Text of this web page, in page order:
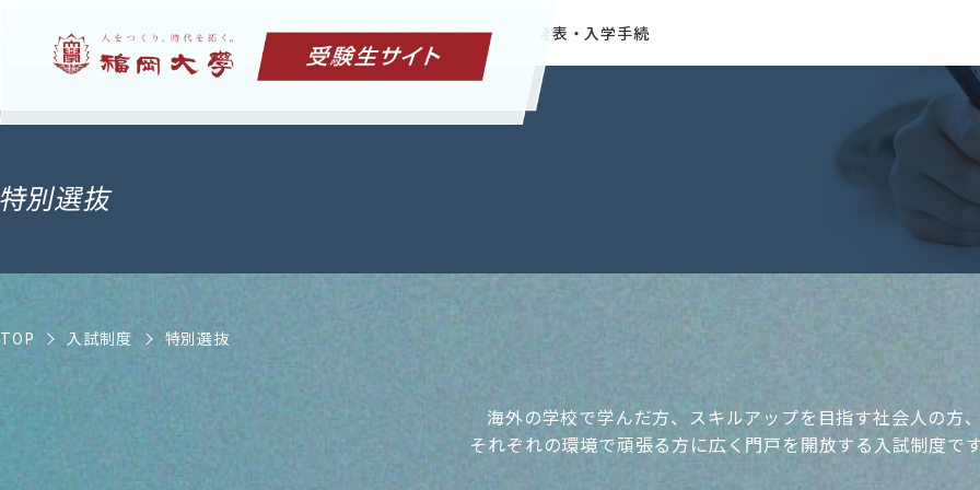
入試制度 入試要項 入試状況・過去問題 学費・奨学金 合格発表・入学手続
別選抜
TOP 入試制度 特別選抜
海外の学校で学んだ方、スキルアップを目指す社会人の方
それぞれの環境で頑張る方に広く門戸を開放する入試制度で